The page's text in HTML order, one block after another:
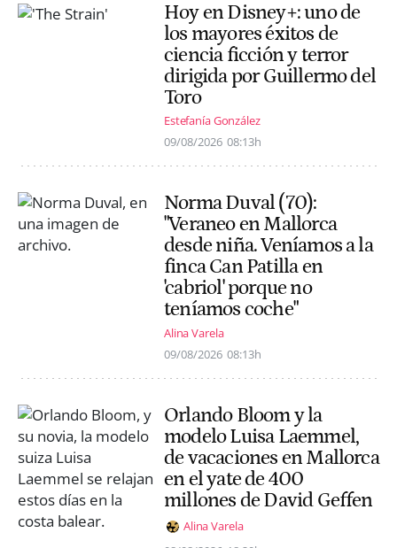
Hoy en Disney+: uno de
los mayores éxitos de
ciencia ficción y terror
dirigida por Guillermo del
Toro
Estefanía González
09/08/2026 08:13h
Norma Duval (70):
"Veraneo en Mallorca
desde niña. Veníamos a la
finca Can Patilla en
'cabriol' porque no
teníamos coche"
Alina Varela
09/08/2026 08:13h
Orlando Bloom y la
modelo Luisa Laemmel,
de vacaciones en Mallorca
en el yate de 400
millones de David Geffen
Alina Varela